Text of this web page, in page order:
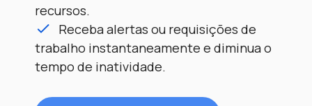
recursos.
Receba alertas ou requisições de
trabalho instantaneamente e diminua o
tempo de inatividade.
e documentos do estado dos
equipamentos sem papelada, desde a
aplicação.
Agendar demonstração